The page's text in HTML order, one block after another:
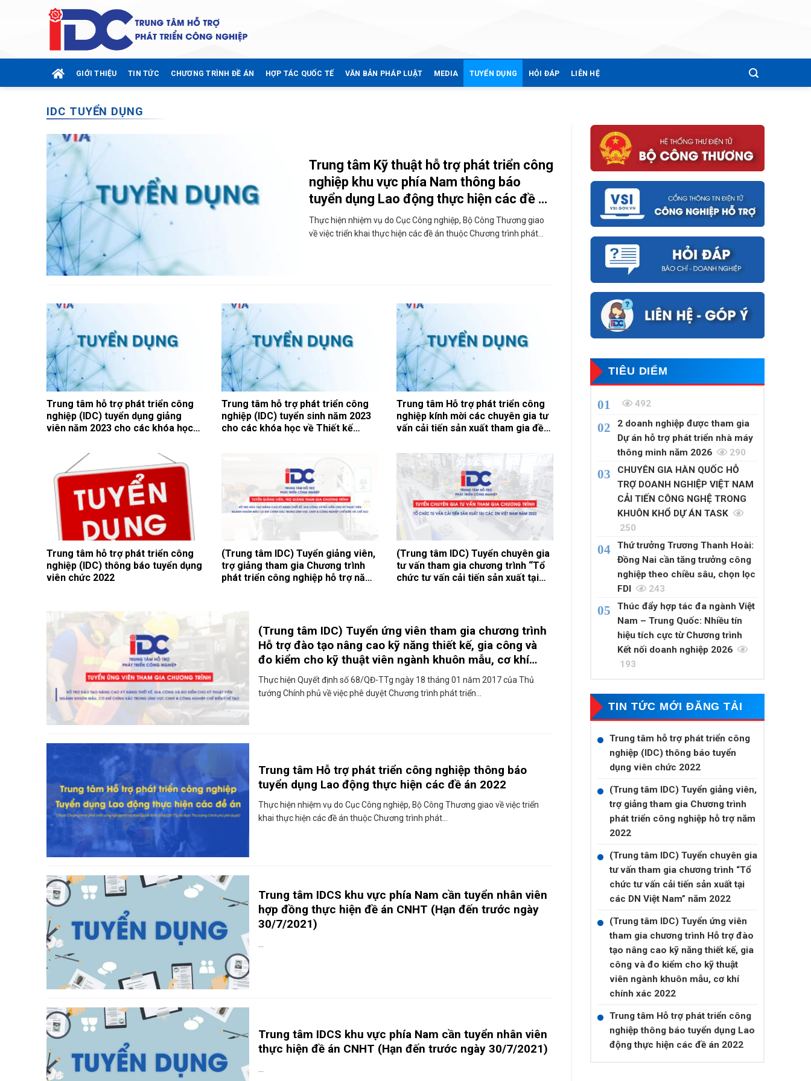
GIỚI THIỆU TIN TỨC CHƯƠNG TRÌNH ĐỀ ÁN HỢP TÁC QUỐC TẾ VĂN BẢN PHÁP LUẬT MEDIA TUYỂN DỤNG HỎI ĐÁP LIÊN HỆ
IDC TUYỂN DỤNG
Trung tâm Kỹ thuật hỗ trợ phát triển công
nghiệp khu vực phía Nam thông báo
tuyển dụng Lao động thực hiện các đề án
án thuộc Chương trình phát triển công
nghiệp hỗ trợ
Thực hiện nhiệm vụ do Cục Công nghiệp, Bộ Công Thương giao
về việc triển khai thực hiện các đề án thuộc Chương trình phát...
Trung tâm hỗ trợ phát triển công
nghiệp (IDC) tuyển dụng giảng
viên năm 2023 cho các khóa học
khuôn mẫu, cơ khí chính xác và Đo
kiểm sản phẩm công nghiệp
Trung tâm hỗ trợ phát triển công
nghiệp (IDC) tuyển sinh năm 2023
cho các khóa học về Thiết kế
Trung tâm Hỗ trợ phát triển công
nghiệp kính mời các chuyên gia tư
vấn cải tiến sản xuất tham gia đề
công nghiệp hỗ trợ 2023
Trung tâm hỗ trợ phát triển công
nghiệp (IDC) thông báo tuyển dụng
viên chức 2022
(Trung tâm IDC) Tuyển giảng viên,
trợ giảng tham gia Chương trình
phát triển công nghiệp hỗ trợ năm
(Trung tâm IDC) Tuyển chuyên gia
tư vấn tham gia chương trình “Tổ
chức tư vấn cải tiến sản xuất tại
(Trung tâm IDC) Tuyển ứng viên tham gia chương trình
Hỗ trợ đào tạo nâng cao kỹ năng thiết kế, gia công và
đo kiểm cho kỹ thuật viên ngành khuôn mẫu, cơ khí
chính xác 2022
Thực hiện Quyết định số 68/QĐ-TTg ngày 18 tháng 01 năm 2017 của Thủ
tướng Chính phủ về việc phê duyệt Chương trình phát triển...
Trung tâm Hỗ trợ phát triển công nghiệp thông báo
tuyển dụng Lao động thực hiện các đề án 2022
Thực hiện nhiệm vụ do Cục Công nghiệp, Bộ Công Thương giao về việc triển
khai thực hiện các đề án thuộc Chương trình phát...
Trung tâm IDCS khu vực phía Nam cần tuyển nhân viên
hợp đồng thực hiện đề án CNHT (Hạn đến trước ngày
30/7/2021)
...
Trung tâm IDCS khu vực phía Nam cần tuyển nhân viên
thực hiện đề án CNHT (Hạn đến trước ngày 30/7/2021)
...
TIÊU DIỂM
492
2 doanh nghiệp được tham gia
Dự án hỗ trợ phát triển nhà máy
thông minh năm 2026
290
CHUYÊN GIA HÀN QUỐC HỖ
TRỢ DOANH NGHIỆP VIỆT NAM
CẢI TIẾN CÔNG NGHỆ TRONG
KHUÔN KHỔ DỰ ÁN TASK
250
Thứ trưởng Trương Thanh Hoài:
Đồng Nai cần tăng trưởng công
nghiệp theo chiều sâu, chọn lọc
FDI
243
Thúc đẩy hợp tác đa ngành Việt
Nam – Trung Quốc: Nhiều tín
hiệu tích cực từ Chương trình
Kết nối doanh nghiệp 2026
193
TIN TỨC MỚI ĐĂNG TẢI
Trung tâm hỗ trợ phát triển công
nghiệp (IDC) thông báo tuyển
dụng viên chức 2022
(Trung tâm IDC) Tuyển giảng viên,
trợ giảng tham gia Chương trình
phát triển công nghiệp hỗ trợ năm
2022
(Trung tâm IDC) Tuyển chuyên gia
tư vấn tham gia chương trình “Tổ
chức tư vấn cải tiến sản xuất tại
các DN Việt Nam” năm 2022
(Trung tâm IDC) Tuyển ứng viên
tham gia chương trình Hỗ trợ đào
tạo nâng cao kỹ năng thiết kế, gia
công và đo kiểm cho kỹ thuật
viên ngành khuôn mẫu, cơ khí
chính xác 2022
Trung tâm Hỗ trợ phát triển công
nghiệp thông báo tuyển dụng Lao
động thực hiện các đề án 2022